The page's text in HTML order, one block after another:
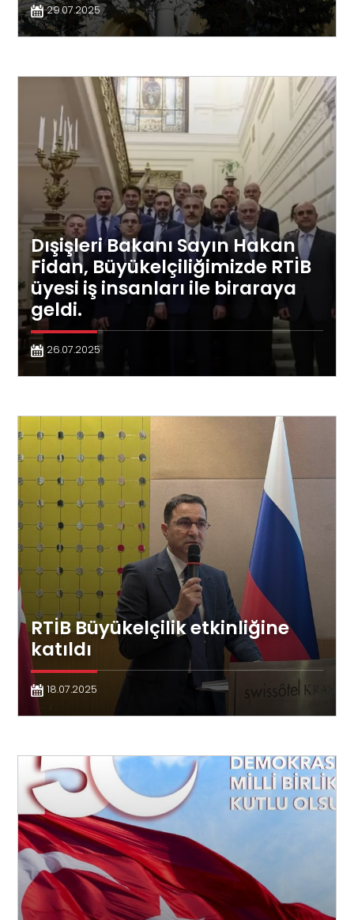
29.07.2025
Dışişleri Bakanı Sayın Hakan
Fidan, Büyükelçiliğimizde RTİB
üyesi iş insanları ile biraraya
geldi.
26.07.2025
RTİB Büyükelçilik etkinliğine
katıldı
18.07.2025